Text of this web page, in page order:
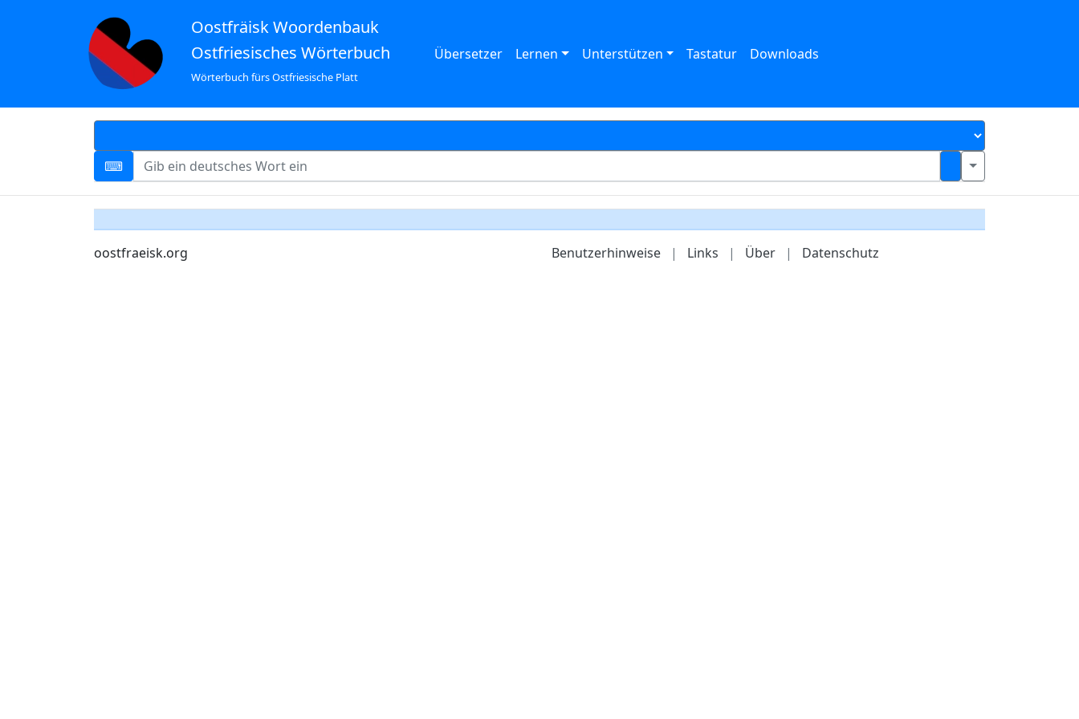
Oostfräisk Woordenbauk
Ostfriesisches Wörterbuch
Wörterbuch fürs Ostfriesische Platt
Übersetzer Lernen Unterstützen Tastatur Downloads
oostfraeisk.org Benutzerhinweise | Links | Über | Datenschutz